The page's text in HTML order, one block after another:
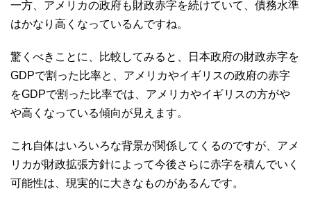
一方、アメリカの政府も財政赤字を続けていて、債務水準
はかなり高くなっているんですね。
驚くべきことに、比較してみると、日本政府の財政赤字を
GDPで割った比率と、アメリカやイギリスの政府の赤字
をGDPで割った比率では、アメリカやイギリスの方がや
や高くなっている傾向が見えます。
これ自体はいろいろな背景が関係してくるのですが、アメ
リカが財政拡張方針によって今後さらに赤字を積んでいく
可能性は、現実的に大きなものがあるんです。